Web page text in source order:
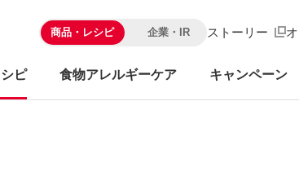
商品・レシピ 企業・IR ストーリー
ピ 食物アレルギーケア キャンペーン